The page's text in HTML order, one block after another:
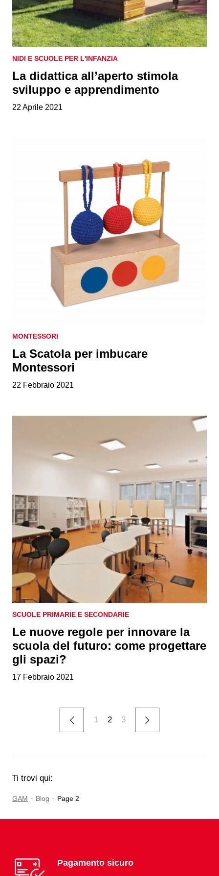
NIDI E SCUOLE PER L'INFANZIA
La didattica all’aperto stimola
sviluppo e apprendimento
22 Aprile 2021
MONTESSORI
La Scatola per imbucare
Montessori
22 Febbraio 2021
SCUOLE PRIMARIE E SECONDARIE
Le nuove regole per innovare la
scuola del futuro: come progettare
gli spazi?
17 Febbraio 2021
1 2 3
Ti trovi qui:
GAM - Blog - Page 2
Pagamento sicuro